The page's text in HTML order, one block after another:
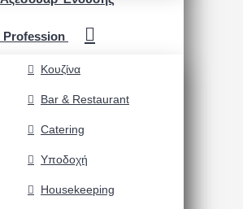
Profession
Κουζίνα
Bar & Restaurant
Catering
Υποδοχή
Housekeeping